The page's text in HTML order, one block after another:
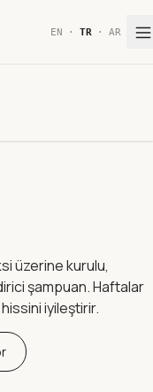
EN · TR · AR
üzerine kurulu,
şampuan. Haftalar
hissini iyileştirir.